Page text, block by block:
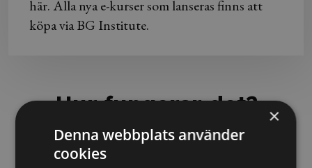
här. Alla nya e-kurser som lanseras finns att
köpa via BG Institute.
Hur fungerar det? ×
Denna webbplats använder
cookies